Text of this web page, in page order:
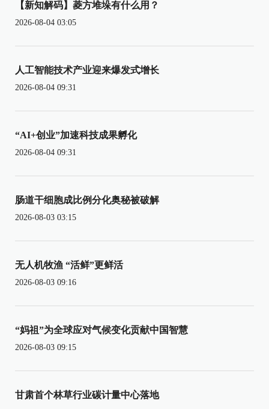
【新知解码】菱方堆垛有什么用？
2026-08-04 03:05
人工智能技术产业迎来爆发式增长
2026-08-04 09:31
“AI+创业”加速科技成果孵化
2026-08-04 09:31
肠道干细胞成比例分化奥秘被破解
2026-08-03 03:15
无人机牧渔 “活鲜”更鲜活
2026-08-03 09:16
“妈祖”为全球应对气候变化贡献中国智慧
2026-08-03 09:15
甘肃首个林草行业碳计量中心落地